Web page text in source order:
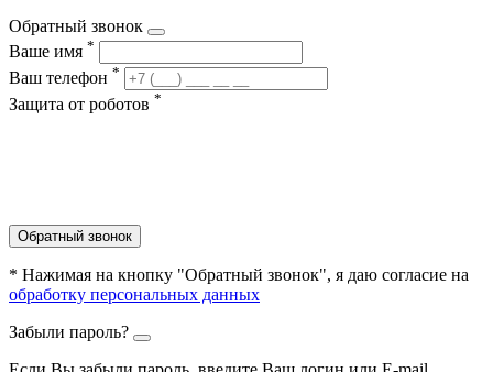
Обратный звонок
Ваше имя *
Ваш телефон *
Защита от роботов *
Обратный звонок
* Нажимая на кнопку "Обратный звонок", я даю согласие на
обработку персональных данных
Забыли пароль?